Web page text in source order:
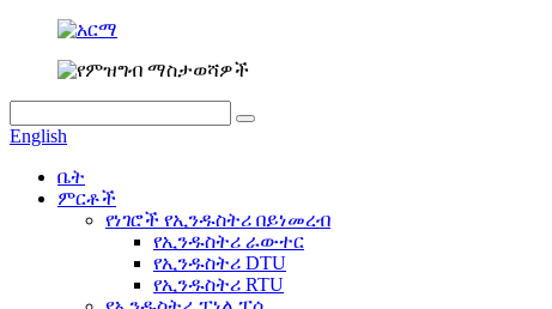
English
ቤት
ምርቶች
የነገሮች የኢንዱስትሪ በይነመረብ
የኢንዱስትሪ ራውተር
የኢንዱስትሪ DTU
የኢንዱስትሪ RTU